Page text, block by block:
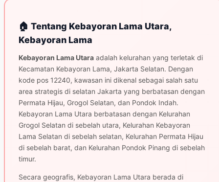
🏠 Tentang Kebayoran Lama Utara,
Kebayoran Lama
Kebayoran Lama Utaraadalah kelurahan yang terletak di
Kecamatan Kebayoran Lama, Jakarta Selatan. Dengan
kode pos 12240, kawasan ini dikenal sebagai salah satu
area strategis di selatan Jakarta yang berbatasan dengan
Permata Hijau, Grogol Selatan, dan Pondok Indah.
Kebayoran Lama Utara berbatasan dengan Kelurahan
Grogol Selatan di sebelah utara, Kelurahan Kebayoran
Lama Selatan di sebelah selatan, Kelurahan Permata Hijau
di sebelah barat, dan Kelurahan Pondok Pinang di sebelah
timur.
Secara geografis, Kebayoran Lama Utara berada di